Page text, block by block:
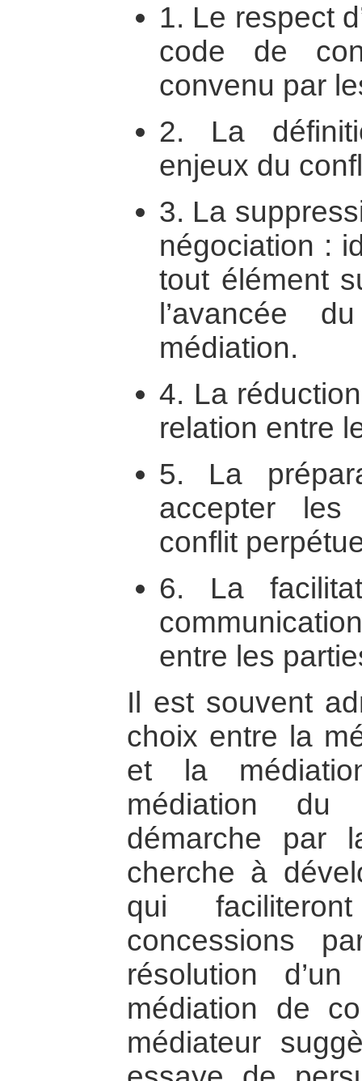
1. Le respect
code de
convenu par
2. La
enjeux du
3. La
négociation :
tout élément
l’avancée
médiation.
4. La
relation entre
5. La
accepter les
conflit
6. La
entre les
Il est souvent
choix entre la
et la
médiation
démarche par
cherche à
qui
concessions
résolution
médiation de
médiateur